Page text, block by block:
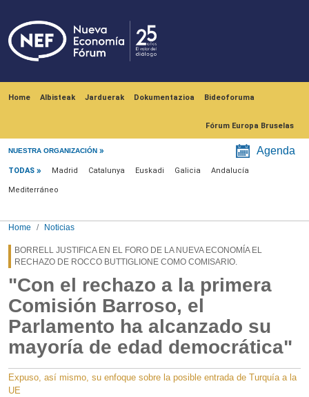
Home Albisteak Jarduerak Dokumentazioa Bideoforuma
Fórum Europa Bruselas
NUESTRA ORGANIZACIÓN Agenda
Menú noticias
TODAS Madrid Catalunya Euskadi Galicia Andalucía
Mediterráneo
Home Noticias
BORRELL JUSTIFICA EN EL FORO DE LA NUEVA ECONOMÍA EL
RECHAZO DE ROCCO BUTTIGLIONE COMO COMISARIO.
"Con el rechazo a la primera
Comisión Barroso, el
Parlamento ha alcanzado su
mayoría de edad democrática"
Expuso, así mismo, su enfoque sobre la posible entrada de Turquía a la
UE